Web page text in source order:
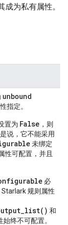
为私有属性。
unbound
指定。
置为 False ，则
说，它不能采用
未绑定
性可配置，并且
必
规则属性
和
始终不可配置。